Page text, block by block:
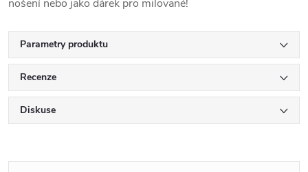
nošení nebo jako dárek pro milované!
Parametry produktu
Recenze
Diskuse